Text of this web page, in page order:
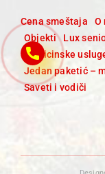
Cena smeštaja O
Objekti
Lux
Medicinske
Jedan paketić –
Saveti i vodiči